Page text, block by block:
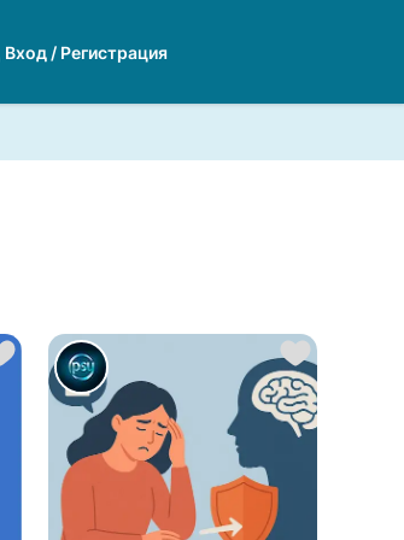
Вход / Регистрация